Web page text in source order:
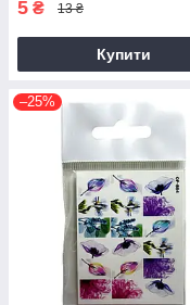
5 ₴ 13 ₴
Купити
–25%